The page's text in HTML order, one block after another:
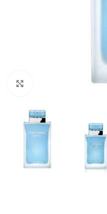
CLICK TO ENLARGE